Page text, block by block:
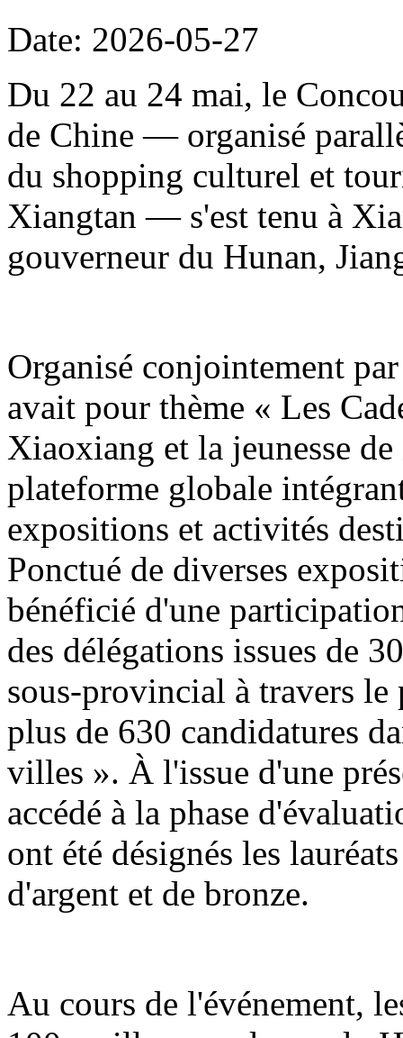
Date: 2026-05-27
Du 22 au 24 mai, le
de Chine — organisé
du shopping culturel et
Xiangtan — s'est tenu à
gouverneur du Hunan,
Organisé conjointement
avait pour thème « Les
Xiaoxiang et la jeunesse
plateforme globale
expositions et activités
Ponctué de diverses
bénéficié d'une
des délégations issues de
sous-provincial à travers
plus de 630 candidatures
villes ». À l'issue d'une
accédé à la phase
ont été désignés les
d'argent et de bronze.
Au cours de l'événement,